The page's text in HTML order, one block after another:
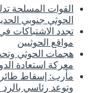
القوات المسلحة
الحوثي جنوبي
تجدد الاشتباكات
مواقع الحوثيين
هجمات الحوثي
معركة استعادة
مأرب: إسقاط
وتوعد رئاسي بالرد